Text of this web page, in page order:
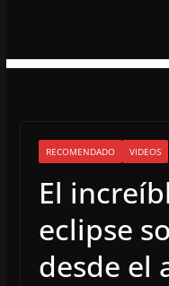
RECOMENDADO VIDEOS
El
eclipse
desde el